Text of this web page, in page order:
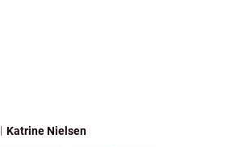
Katrine Nielsen